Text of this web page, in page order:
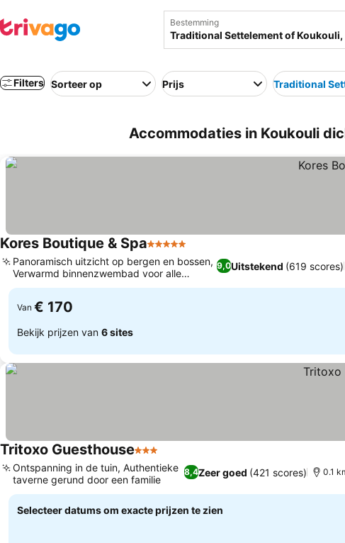
Bestemming
Filters Sorteer op Prijs Traditional
Accommodaties in Koukouli
Kores Boutique & Spa5 Sterren
9,0Uitstekend (619 scores)
Panoramisch uitzicht op bergen en bossen,
Verwarmd binnenzwembad voor alle
leeftijden
Van € 170
Bekijk prijzen van 6 sites
Tritoxo Guesthouse3 Sterren
8,4Zeer goed (421 scores)
Ontspanning in de tuin, Authentieke
taverne gerund door een familie
0.1
Selecteer datums om exacte prijzen te zien